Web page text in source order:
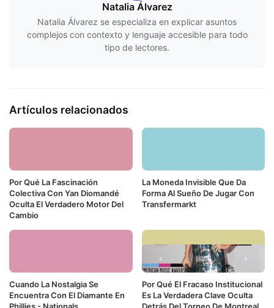
Natalia Álvarez
Natalia Álvarez se especializa en explicar asuntos
complejos con contexto y lenguaje accesible para todo
tipo de lectores.
Artículos relacionados
Por Qué La Fascinación
Colectiva Con Yan Diomandé
Oculta El Verdadero Motor Del
Cambio
La Moneda Invisible Que Da
Forma Al Sueño De Jugar Con
Transfermarkt
Cuando La Nostalgia Se
Encuentra Con El Diamante En
Phillies - Nationals
Por Qué El Fracaso Institucional
Es La Verdadera Clave Oculta
Detrás Del Torneo De Montreal